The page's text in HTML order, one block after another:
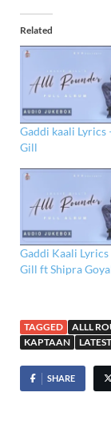
Related
Gaddi kaali Lyrics
Gill
Gaddi Kaali Lyrics
Gill ft Shipra
TAGGED ALLL
KAPTAAN
SHARE